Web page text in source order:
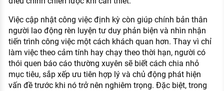
Việc cập nhật công việc định kỳ còn giúp chính bản thân
người lao động rèn luyện tư duy phản biện và nhìn nhận
tiến trình công việc một cách khách quan hơn. Thay vì chỉ
làm việc theo cảm tính hay chạy theo thời hạn, người có
thói quen báo cáo thường xuyên sẽ biết cách chia nhỏ
mục tiêu, sắp xếp ưu tiên hợp lý và chủ động phát hiện
vấn đề trước khi nó trở nên nghiêm trọng. Đặc biệt, trong